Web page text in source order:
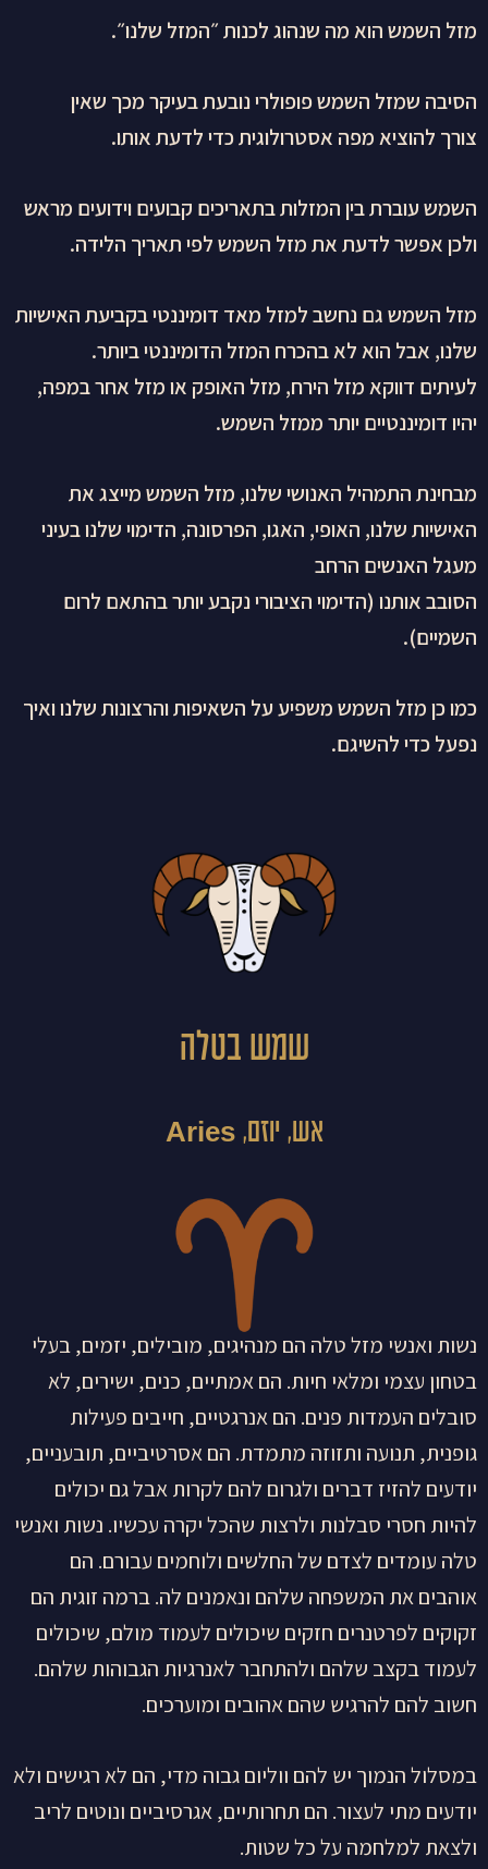
מזל השמש הוא מה שנהוג לכנות ״המזל שלנו״.
הסיבה שמזל השמש פופולרי נובעת בעיקר מכך שאין
צורך להוציא מפה אסטרולוגית כדי לדעת אותו.
השמש עוברת בין המזלות בתאריכים קבועים וידועים מראש
ולכן אפשר לדעת את מזל השמש לפי תאריך הלידה.
מזל השמש גם נחשב למזל מאד דומיננטי בקביעת האישיות
שלנו, אבל הוא לא בהכרח המזל הדומיננטי ביותר.
לעיתים דווקא מזל הירח, מזל האופק או מזל אחר במפה,
יהיו דומיננטיים יותר ממזל השמש.
מבחינת התמהיל האנושי שלנו, מזל השמש מייצג את
האישיות שלנו, האופי, האגו, הפרסונה, הדימוי שלנו בעיני
מעגל האנשים הרחב
הסובב אותנו (הדימוי הציבורי נקבע יותר בהתאם לרום
השמיים).
כמו כן מזל השמש משפיע על השאיפות והרצונות שלנו ואיך
נפעל כדי להשיגם.
שמש בטלה
אש, יוזם, Aries
נשות ואנשי מזל טלה הם מנהיגים, מובילים, יזמים, בעלי
בטחון עצמי ומלאי חיות. הם אמתיים, כנים, ישירים, לא
סובלים העמדות פנים. הם אנרגטיים, חייבים פעילות
גופנית, תנועה ותזוזה מתמדת. הם אסרטיביים, תובעניים,
יודעים להזיז דברים ולגרום להם לקרות אבל גם יכולים
להיות חסרי סבלנות ולרצות שהכל יקרה עכשיו. נשות ואנשי
טלה עומדים לצדם של החלשים ולוחמים עבורם. הם
אוהבים את המשפחה שלהם ונאמנים לה. ברמה זוגית הם
זקוקים לפרטנרים חזקים שיכולים לעמוד מולם, שיכולים
לעמוד בקצב שלהם ולהתחבר לאנרגיות הגבוהות שלהם.
חשוב להם להרגיש שהם אהובים ומוערכים.
במסלול הנמוך יש להם ווליום גבוה מדי, הם לא רגישים ולא
יודעים מתי לעצור. הם תחרותיים, אגרסיביים ונוטים לריב
ולצאת למלחמה על כל שטות.